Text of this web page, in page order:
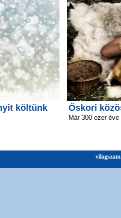
költünk
Őskori
Már 300 ezer